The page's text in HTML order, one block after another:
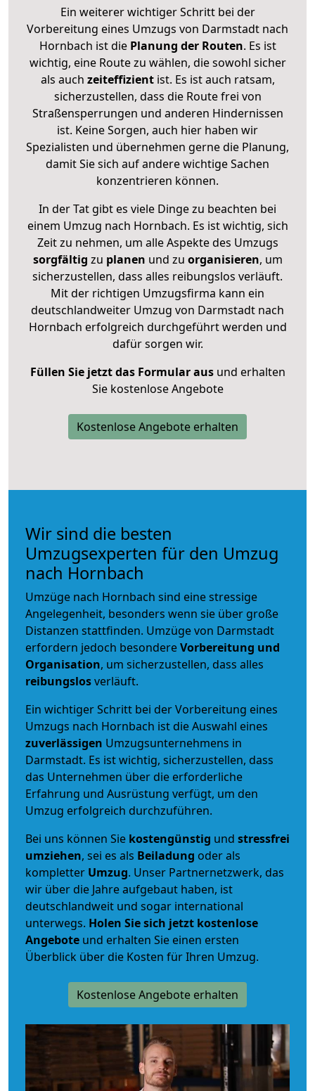
Ein weiterer wichtiger Schritt bei der
Vorbereitung eines Umzugs von Darmstadt nach
Hornbach ist diePlanung der Routen. Es ist
wichtig, eine Route zu wählen, die sowohl sicher
als auch zeiteffizientist. Es ist auch ratsam,
sicherzustellen, dass die Route frei von
Straßensperrungen und anderen Hindernissen
ist. Keine Sorgen, auch hier haben wir
Spezialisten und übernehmen gerne die Planung,
damit Sie sich auf andere wichtige Sachen
konzentrieren können.
In der Tat gibt es viele Dinge zu beachten bei
einem Umzug nach Hornbach. Es ist wichtig, sich
Zeit zu nehmen, um alle Aspekte des Umzugs
sorgfältig zu planen und zu organisieren, um
sicherzustellen, dass alles reibungslos verläuft.
Mit der richtigen Umzugsfirma kann ein
deutschlandweiter Umzug von Darmstadt nach
Hornbach erfolgreich durchgeführt werden und
dafür sorgen wir.
Füllen Sie jetzt das Formular ausund erhalten
Sie kostenlose Angebote
Kostenlose Angebote erhalten
Wir sind die besten
Umzugsexperten für den Umzug
nach Hornbach
Umzüge nach Hornbach sind eine stressige
Angelegenheit, besonders wenn sie über große
Distanzen stattfinden. Umzüge von Darmstadt
erfordern jedoch besondereVorbereitung und
Organisation, um sicherzustellen, dass alles
reibungslosverläuft.
Ein wichtiger Schritt bei der Vorbereitung eines
Umzugs nach Hornbach ist die Auswahl eines
zuverlässigen Umzugsunternehmens in
Darmstadt. Es ist wichtig, sicherzustellen, dass
das Unternehmen über die erforderliche
Erfahrung und Ausrüstung verfügt, um den
Umzug erfolgreich durchzuführen.
Bei uns können Sie kostengünstig und stressfrei
umziehen, sei es als Beiladung oder als
kompletter Umzug. Unser Partnernetzwerk, das
wir über die Jahre aufgebaut haben, ist
deutschlandweit und sogar international
unterwegs. Holen Sie sich jetzt kostenlose
Angebote und erhalten Sie einen ersten
Überblick über die Kosten für Ihren Umzug.
Kostenlose Angebote erhalten